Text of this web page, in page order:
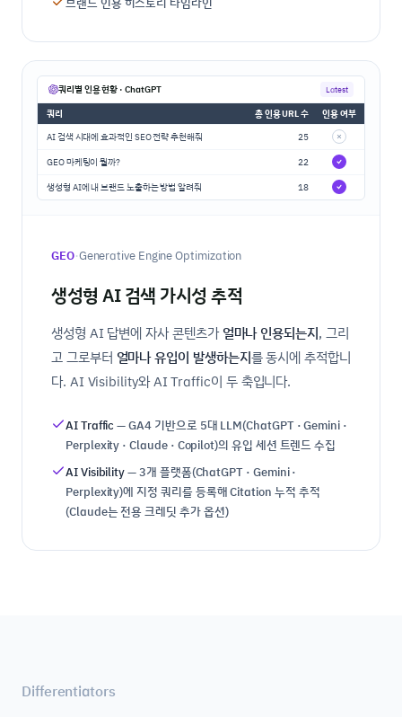
쿼리별 인용 현황 · ChatGPT Latest
쿼리 총 인용 URL 수
인용 여부
AI 검색 시대에 효과적인 SEO 전략 추천해줘
25
GEO 마케팅이 뭘까?
22
생성형 AI에 내 브랜드 노출하는 방법 알려줘
18
GEO·Generative Engine Optimization
생성형 AI 검색 가시성 추적
생성형 AI 답변에 자사 콘텐츠가 얼마나 인용되는지, 그리
고 그로부터 얼마나 유입이 발생하는지를 동시에 추적합니
다. AI Visibility와 AI Traffic이 두 축입니다.
AI Traffic — GA4 기반으로 5대 LLM(ChatGPT · Gemini ·
Perplexity · Claude · Copilot)의 유입 세션 트렌드 수집
AI Visibility— 3개 플랫폼(ChatGPT · Gemini ·
Perplexity)에 지정 쿼리를 등록해 Citation 누적 추적
(Claude는 전용 크레딧 추가 옵션)
Differentiators